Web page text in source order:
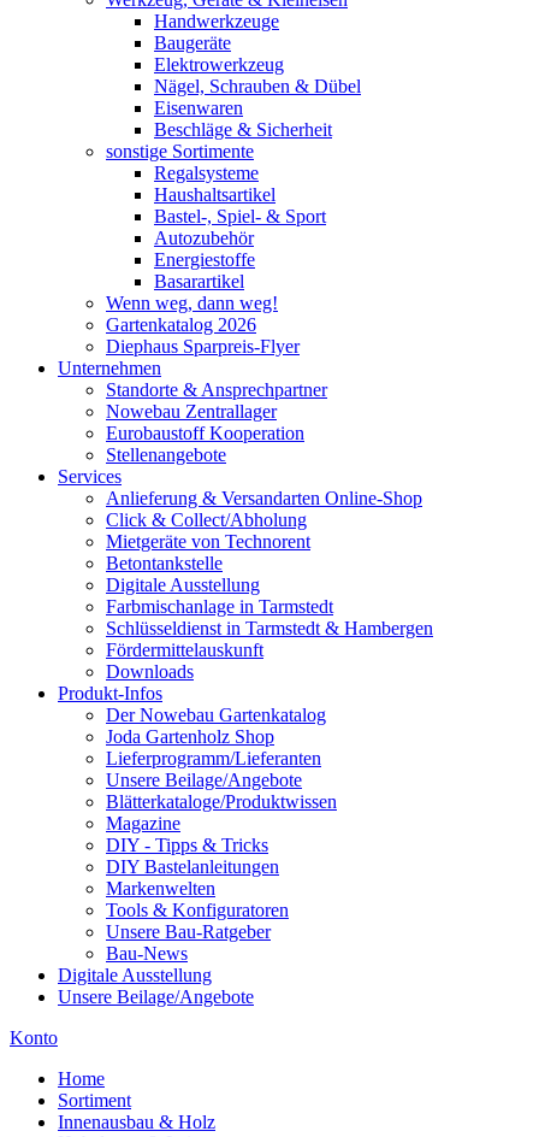
Handwerkzeuge
Baugeräte
Elektrowerkzeug
Nägel, Schrauben & Dübel
Eisenwaren
Beschläge & Sicherheit
sonstige Sortimente
Regalsysteme
Haushaltsartikel
Bastel-, Spiel- & Sport
Autozubehör
Energiestoffe
Basarartikel
Wenn weg, dann weg!
Gartenkatalog 2026
Diephaus Sparpreis-Flyer
Unternehmen
Standorte & Ansprechpartner
Nowebau Zentrallager
Eurobaustoff Kooperation
Stellenangebote
Services
Anlieferung & Versandarten Online-Shop
Click & Collect/Abholung
Mietgeräte von Technorent
Betontankstelle
Digitale Ausstellung
Farbmischanlage in Tarmstedt
Schlüsseldienst in Tarmstedt & Hambergen
Fördermittelauskunft
Downloads
Produkt-Infos
Der Nowebau Gartenkatalog
Joda Gartenholz Shop
Lieferprogramm/Lieferanten
Unsere Beilage/Angebote
Blätterkataloge/Produktwissen
Magazine
DIY - Tipps & Tricks
DIY Bastelanleitungen
Markenwelten
Tools & Konfiguratoren
Unsere Bau-Ratgeber
Bau-News
Digitale Ausstellung
Unsere Beilage/Angebote
Konto
Home
Sortiment
Innenausbau & Holz